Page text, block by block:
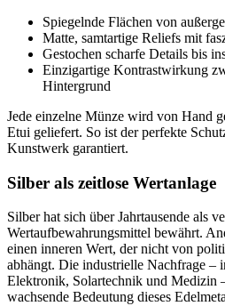
Spiegelnde Flächen von
Matte, samtartige Reliefs mit
Gestochen scharfe Details bis
Einzigartige Kontrastwirkung
Hintergrund
Jede einzelne Münze wird von Hand
Etui geliefert. So ist der perfekte
Kunstwerk garantiert.
Silber als zeitlose Wertanlage
Silber hat sich über Jahrtausende als
Wertaufbewahrungsmittel bewährt.
einen inneren Wert, der nicht von
abhängt. Die industrielle Nachfrage –
Elektronik, Solartechnik und Medizin
wachsende Bedeutung dieses